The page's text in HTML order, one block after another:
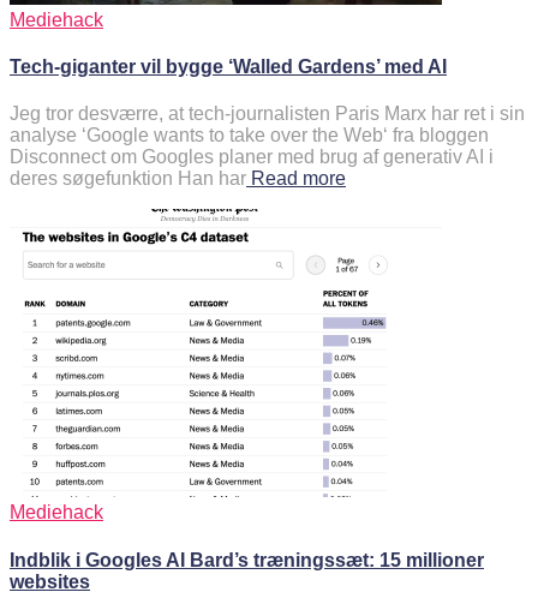
Mediehack
Tech-giganter vil bygge ‘Walled Gardens’ med AI
Jeg tror desværre, at tech-journalisten Paris Marx har ret i sin
analyse ‘Google wants to take over the Web‘ fra bloggen
Disconnect om Googles planer med brug af generativ AI i
deres søgefunktion Han har Read more
Mediehack
Indblik i Googles AI Bard’s træningssæt: 15 millioner
websites